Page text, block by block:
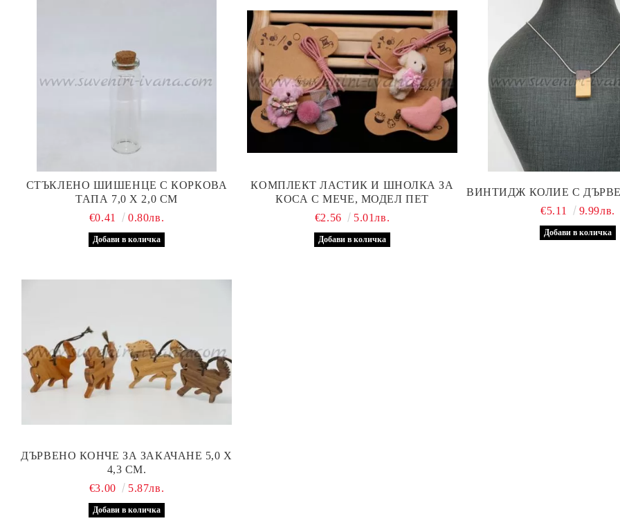
СТЪКЛЕНО ШИШЕНЦЕ С КОРКОВА
ТАПА 7,0 Х 2,0 СМ
€0.41
0.80лв.
КОМПЛЕКТ ЛАСТИК И ШНОЛКА ЗА
КОСА С МЕЧЕ, МОДЕЛ ПЕТ
€2.56
5.01лв.
ВИНТИДЖ КОЛИЕ С
€5.11
9.99лв.
ДЪРВЕНО КОНЧЕ ЗА ЗАКАЧАНЕ 5,0 Х
4,3 СМ.
€3.00
5.87лв.